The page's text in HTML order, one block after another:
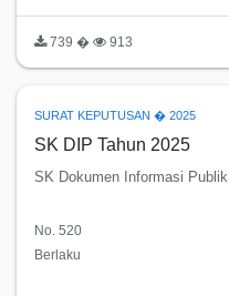
739 � 913
SURAT KEPUTUSAN � 2025
SK DIP Tahun 2025
SK Dokumen Informasi Publik
No. 520
Berlaku